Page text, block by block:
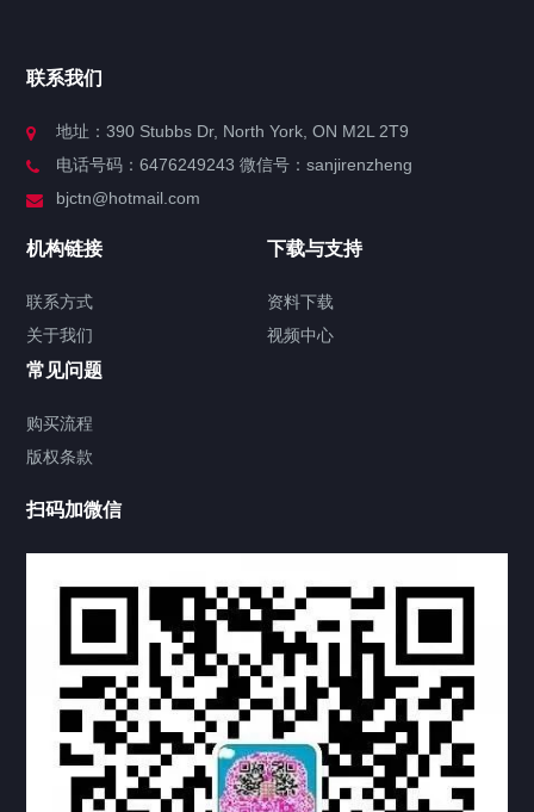
服务分类
签署类文件海牙认证程序费用
视频中心
热门标签 TAG
机构链接
联系方式 关于我们
下载与支持
资料下载 视频中心
联系我们
地址：390 Stubbs Dr, North York, ON M2L 2T9
电话号码：6476249243 微信号：sanjirenzheng
bjctn@hotmail.com
机构链接
联系方式
关于我们
下载与支持
资料下载
视频中心
常见问题
购买流程
版权条款
扫码加微信